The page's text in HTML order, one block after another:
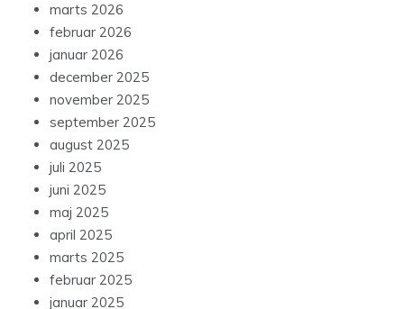
marts 2026
februar 2026
januar 2026
december 2025
november 2025
september 2025
august 2025
juli 2025
juni 2025
maj 2025
april 2025
marts 2025
februar 2025
januar 2025